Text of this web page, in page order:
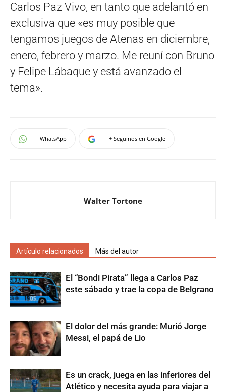
Carlos Paz Vivo, en tanto que adelantó en
exclusiva que «es muy posible que
tengamos juegos de Atenas en diciembre,
enero, febrero y marzo. Me reuní con Bruno
y Felipe Lábaque y está avanzado el
tema».
WhatsApp + Seguinos en Google
Walter Tortone
Artículo relacionados Más del autor
El “Bondi Pirata” llega a Carlos Paz
este sábado y trae la copa de Belgrano
El dolor del más grande: Murió Jorge
Messi, el papá de Lio
Es un crack, juega en las inferiores del
Atlético y necesita ayuda para viajar a